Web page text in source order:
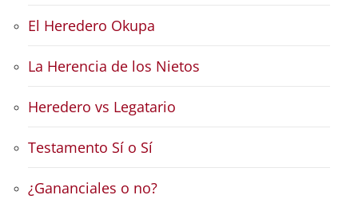
El Heredero Okupa
La Herencia de los Nietos
Heredero vs Legatario
Testamento Sí o Sí
¿Gananciales o no?